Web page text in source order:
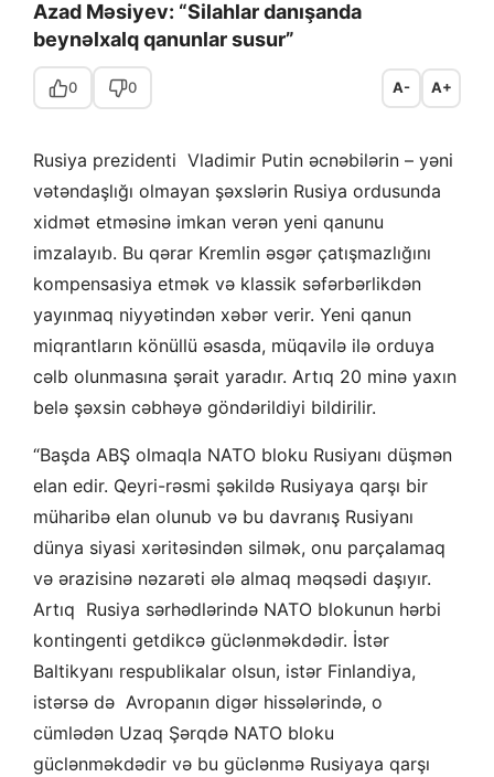
Azad Məsiyev: “Silahlar danışanda
beynəlxalq qanunlar susur”
0 0 A- A+
Rusiya prezidenti Vladimir Putin əcnəbilərin – yəni
vətəndaşlığı olmayan şəxslərin Rusiya ordusunda
xidmət etməsinə imkan verən yeni qanunu
imzalayıb. Bu qərar Kremlin əsgər çatışmazlığını
kompensasiya etmək və klassik səfərbərlikdən
yayınmaq niyyətindən xəbər verir. Yeni qanun
miqrantların könüllü əsasda, müqavilə ilə orduya
cəlb olunmasına şərait yaradır. Artıq 20 minə yaxın
belə şəxsin cəbhəyə göndərildiyi bildirilir.
“Başda ABŞ olmaqla NATO bloku Rusiyanı düşmən
elan edir. Qeyri-rəsmi şəkildə Rusiyaya qarşı bir
müharibə elan olunub və bu davranış Rusiyanı
dünya siyasi xəritəsindən silmək, onu parçalamaq
və ərazisinə nəzarəti ələ almaq məqsədi daşıyır.
Artıq Rusiya sərhədlərində NATO blokunun hərbi
kontingenti getdikcə güclənməkdədir. İstər
Baltikyanı respublikalar olsun, istər Finlandiya,
istərsə də Avropanın digər hissələrində, o
cümlədən Uzaq Şərqdə NATO bloku
güclənməkdədir və bu güclənmə Rusiyaya qarşı